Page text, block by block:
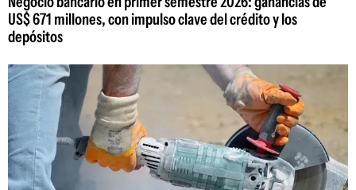
US$ 671 millones, con impulso clave del crédito y los
depósitos